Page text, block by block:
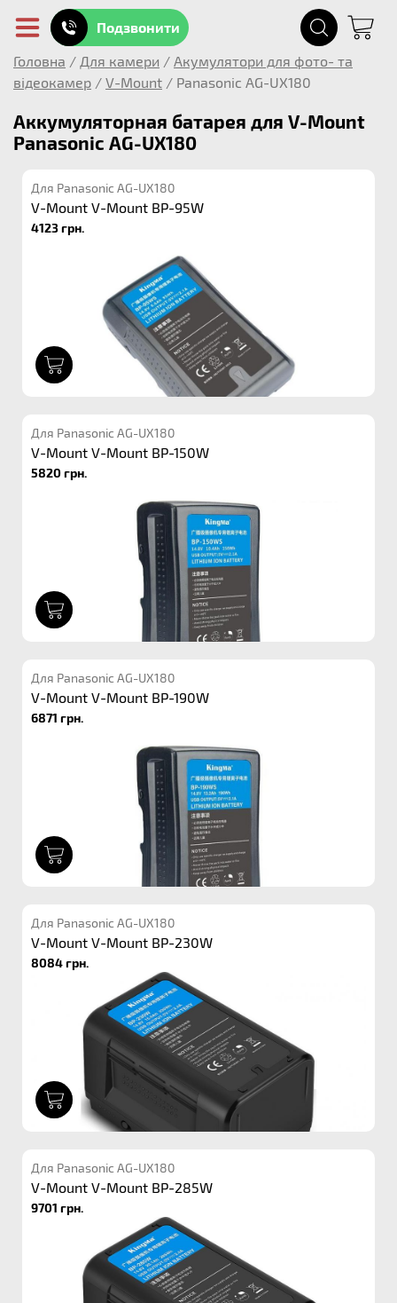
Подзвонити
Головна / Для камери / Акумулятори для фото- та
відеокамер / V-Mount / Panasonic AG-UX180
Аккумуляторная батарея для V-Mount
Panasonic AG-UX180
Для Panasonic AG-UX180
V-Mount V-Mount BP-95W
4123 грн.
Для Panasonic AG-UX180
V-Mount V-Mount BP-150W
5820 грн.
Для Panasonic AG-UX180
V-Mount V-Mount BP-190W
6871 грн.
Для Panasonic AG-UX180
V-Mount V-Mount BP-230W
8084 грн.
Для Panasonic AG-UX180
V-Mount V-Mount BP-285W
9701 грн.